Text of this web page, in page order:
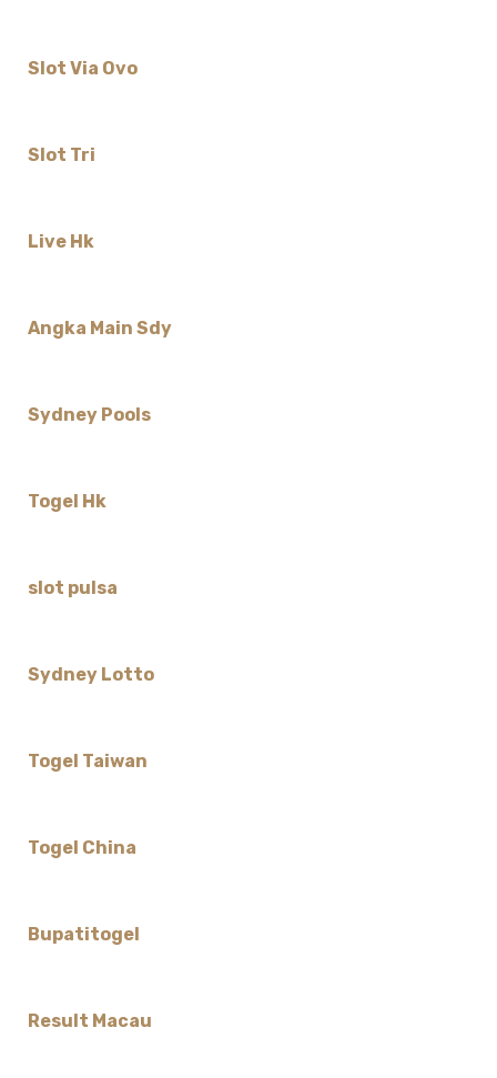
Slot Via Ovo
Slot Tri
Live Hk
Angka Main Sdy
Sydney Pools
Togel Hk
slot pulsa
Sydney Lotto
Togel Taiwan
Togel China
Bupatitogel
Result Macau